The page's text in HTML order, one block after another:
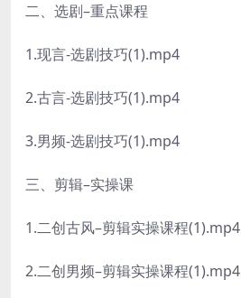
二、选剧–重点课程
1.现言-选剧技巧(1).mp4
2.古言-选剧技巧(1).mp4
3.男频-选剧技巧(1).mp4
三、剪辑–实操课
1.二创古风–剪辑实操课程(1).mp4
2.二创男频–剪辑实操课程(1).mp4